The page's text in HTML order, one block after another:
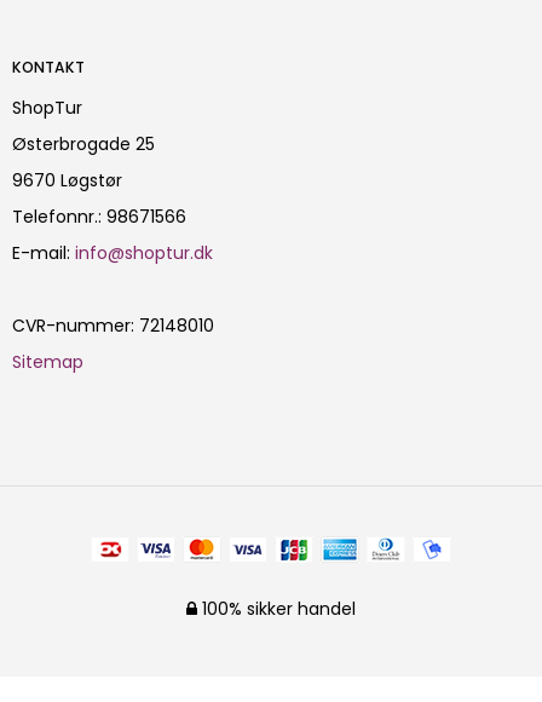
KONTAKT
ShopTur
Østerbrogade 25
9670 Løgstør
Telefonnr.: 98671566
E-mail: info@shoptur.dk
CVR-nummer: 72148010
Sitemap
100% sikker handel